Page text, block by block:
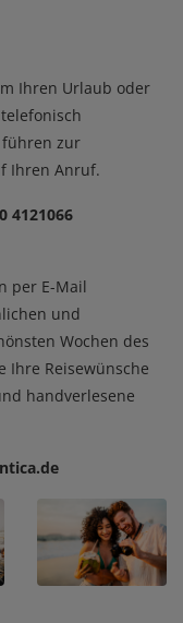
Ihren Urlaub oder
führen zur
Ihren Anruf.
4121066
per E-Mail
und
Wochen des
Ihre Reisewünsche
handverlesene